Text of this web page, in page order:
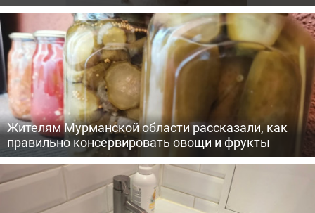
Жителям Мурманской области рассказали, как
правильно консервировать овощи и фрукты